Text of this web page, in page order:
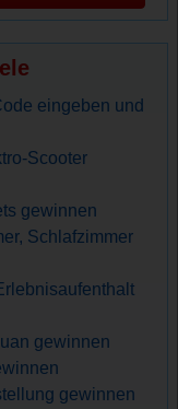
eingeben und
Scooter
gewinnen
Schlafzimmer
gewinnen
gewinnen